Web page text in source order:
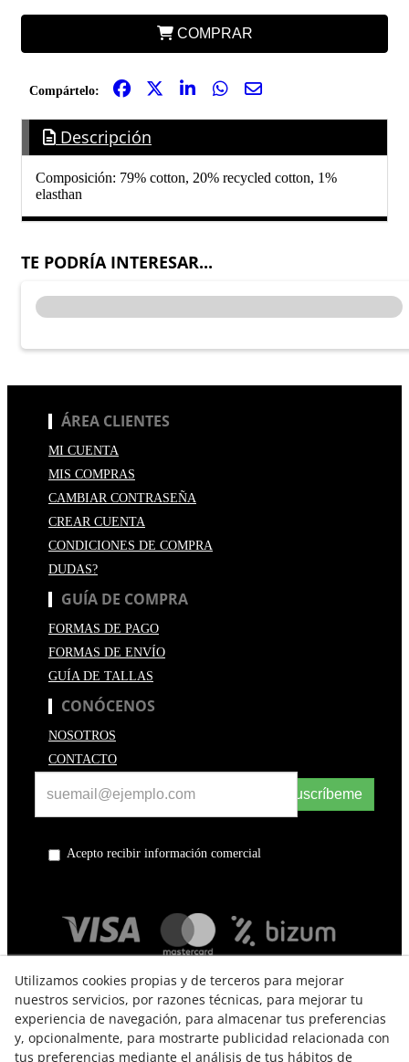
COMPRAR
Compártelo:
Descripción
Composición: 79% cotton, 20% recycled cotton, 1%
elasthan
TE PODRÍA INTERESAR...
ÁREA CLIENTES
MI CUENTA
MIS COMPRAS
CAMBIAR CONTRASEÑA
CREAR CUENTA
CONDICIONES DE COMPRA
DUDAS?
GUÍA DE COMPRA
FORMAS DE PAGO
FORMAS DE ENVÍO
GUÍA DE TALLAS
CONÓCENOS
NOSOTROS
CONTACTO
Suscríbeme
Acepto recibir información comercial
Utilizamos cookies propias y de terceros para mejorar
nuestros servicios, por razones técnicas, para mejorar tu
experiencia de navegación, para almacenar tus preferencias
y, opcionalmente, para mostrarte publicidad relacionada con
tus preferencias mediante el análisis de tus hábitos de